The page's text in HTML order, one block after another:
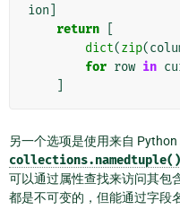
ion
return
dict(zip(
for row in
另一个选项是使用来自 Python
collections.namedtuple()
可以通过属性查找来访问其包
都是不可变的，但能通过字段